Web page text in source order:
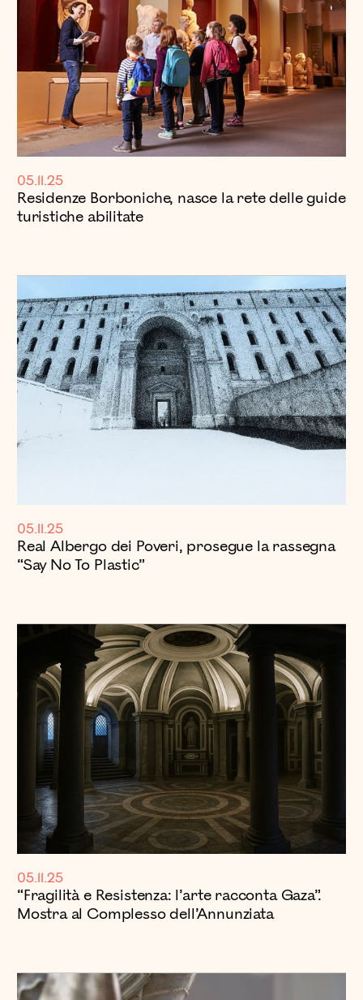
05.11.25
Residenze Borboniche, nasce la rete delle guide
turistiche abilitate
05.11.25
Real Albergo dei Poveri, prosegue la rassegna
“Say No To Plastic”
05.11.25
“Fragilità e Resistenza: l’arte racconta Gaza”.
Mostra al Complesso dell’Annunziata